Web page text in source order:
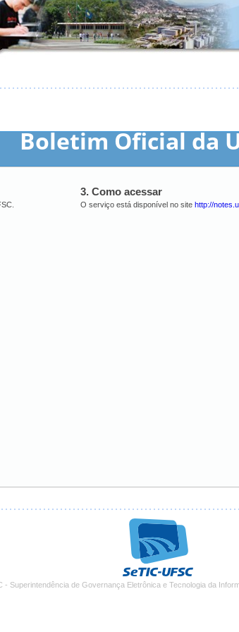
Boletim Oficial da
3. Como acessar
O serviço está disponível no sitehttp://
- Superintendência de Governança Eletrônica e Tecnologia da